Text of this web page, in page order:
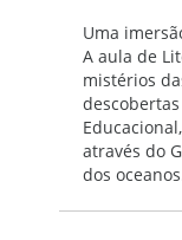
Uma
A aula de
mistérios
através do
dos